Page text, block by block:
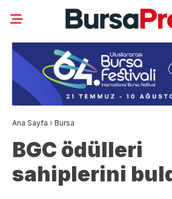
Ana Sayfa › Bursa
BGC ödülleri
sahiplerini